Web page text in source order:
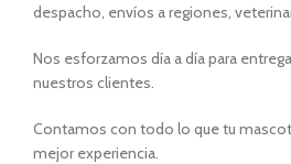
despacho, envíos a regiones,
Nos esforzamos día a día para
nuestros clientes.
Contamos con todo lo que tu
mejor experiencia.